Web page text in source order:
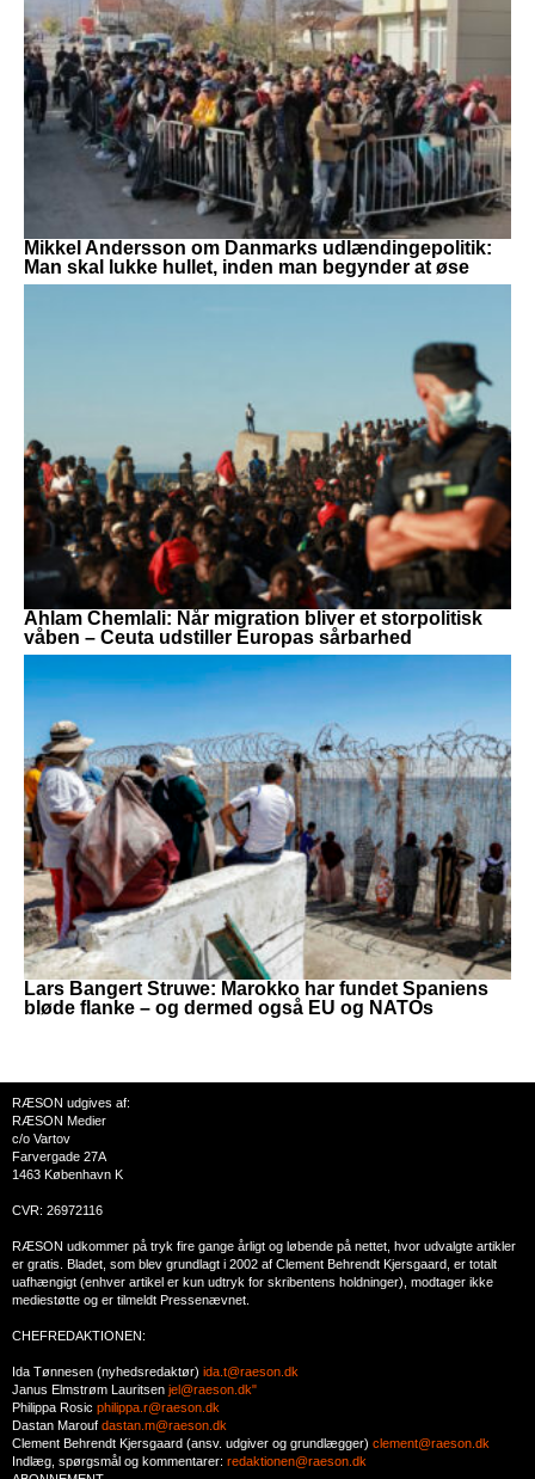
Mikkel Andersson om Danmarks udlændingepolitik:
Man skal lukke hullet, inden man begynder at øse
Ahlam Chemlali: Når migration bliver et storpolitisk
våben – Ceuta udstiller Europas sårbarhed
Lars Bangert Struwe: Marokko har fundet Spaniens
bløde flanke – og dermed også EU og NATOs
RÆSON udgives af:
RÆSON Medier
c/o Vartov
Farvergade 27A
1463 København K
CVR: 26972116
RÆSON udkommer på tryk fire gange årligt og løbende på nettet, hvor udvalgte artikler
er gratis. Bladet, som blev grundlagt i 2002 af Clement Behrendt Kjersgaard, er totalt
uafhængigt (enhver artikel er kun udtryk for skribentens holdninger), modtager ikke
mediestøtte og er tilmeldt Pressenævnet.
CHEFREDAKTIONEN:
Ida Tønnesen (nyhedsredaktør) ida.t@raeson.dk
Janus Elmstrøm Lauritsen jel@raeson.dk"
Philippa Rosic philippa.r@raeson.dk
Dastan Marouf dastan.m@raeson.dk
Clement Behrendt Kjersgaard (ansv. udgiver og grundlægger) clement@raeson.dk
Indlæg, spørgsmål og kommentarer: redaktionen@raeson.dk